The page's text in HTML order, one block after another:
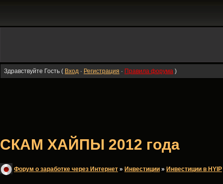
Здравствуйте Гость ( Вход · Регистрация · Правила форума )
СКАМ ХАЙПЫ 2012 года
Форум о заработке через Интернет » Инвестиции » Инвестиции в HYIP